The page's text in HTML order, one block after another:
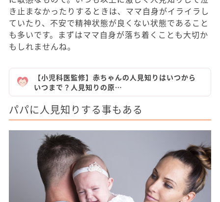
き止まなかったりするときは、ママ自身がイライラし
ていたり、不安で精神状態が良くない状態であること
も多いです。まずはママ自身が落ち着くことも大切か
もしれませんね。
【小児科医監修】赤ちゃんの人見知りはいつから
いつまで？人見知りの原…
パパに人見知りする事もある